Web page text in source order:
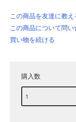
この商品を友達に教え
この商品について問い
買い物を続ける
購入数